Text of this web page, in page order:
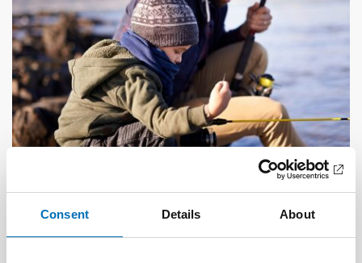
Consent Details About
1 Feb 2023
Tactile transition – experiences shared by